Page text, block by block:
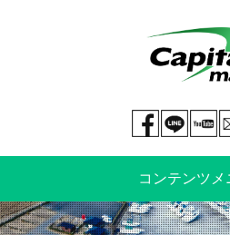
LINE@
Facebook
コンテンツメ
中古艇情報